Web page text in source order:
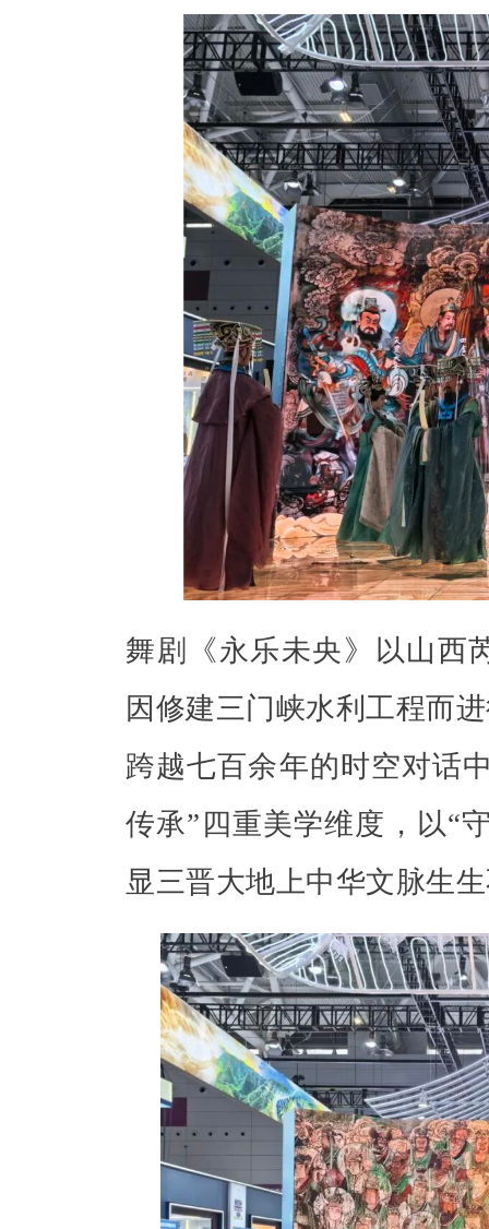
舞剧《永乐未央》以山西
因修建三门峡水利工程而
跨越七百余年的时空对话
传承”四重美学维度，以“
显三晋大地上中华文脉生